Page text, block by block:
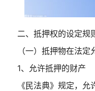
二、抵押权的设定规
（一）抵押物在法
1、允许抵押的财产
《民法典》规定，